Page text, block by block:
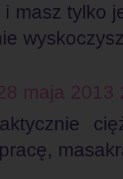
masz tylko
maja 2013